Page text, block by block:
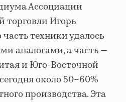
Ассоциации
торговли Игорь
техники удалось
аналогами, а часть —
и Юго-Восточной
около 50–60%
производства. Эта